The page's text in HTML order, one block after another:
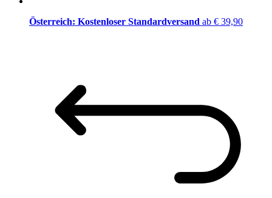
Österreich: Kostenloser Standardversand ab € 39,90